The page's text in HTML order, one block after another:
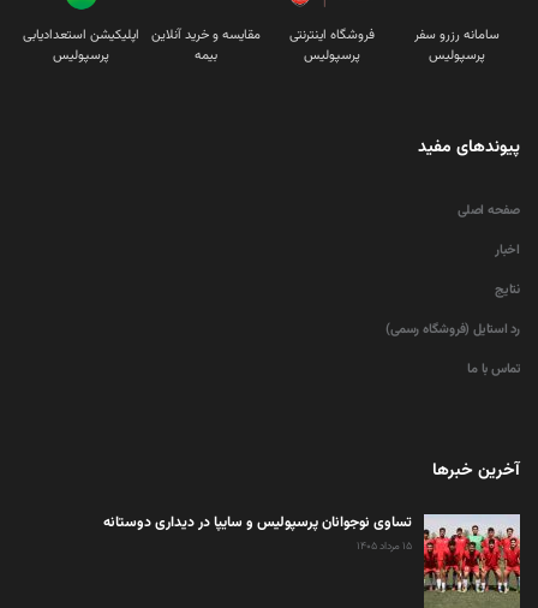
سامانه رزرو سفر
پرسپولیس
فروشگاه اینترنتی
پرسپولیس
مقایسه و خرید آنلاین
بیمه
اپلیکیشن استعدادیابی
پرسپولیس
پیوندهای مفید
صفحه اصلی
اخبار
نتایج
رد استایل (فروشگاه رسمی)
تماس با ما
آخرین خبرها
تساوی نوجوانان پرسپولیس و سایپا در دیداری دوستانه
۱۵ مرداد ۱۴۰۵